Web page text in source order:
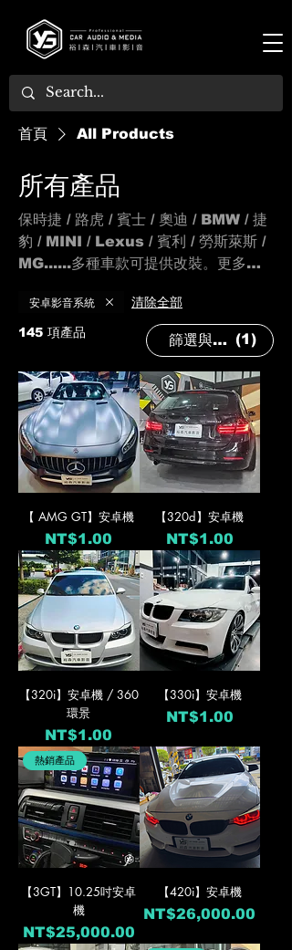
首頁 All Products
所有產品
保時捷 / 路虎 / 賓士 / 奧迪 / BMW / 捷
豹 / MINI / Lexus / 賓利 / 勞斯萊斯 /
MG......多種車款可提供改裝。更多車
安卓影音系統
清除全部
145 項產品 篩選與排序(1)
【 AMG GT】安卓機
價格
NT$1.00
【320d】安卓機
價格
NT$1.00
【320i】安卓機 / 360
環景
價格
NT$1.00
【330i】安卓機
價格
NT$1.00
熱銷產品
【3GT】10.25吋安卓
機
價格
NT$25,000.00
【420i】安卓機
價格
NT$26,000.00